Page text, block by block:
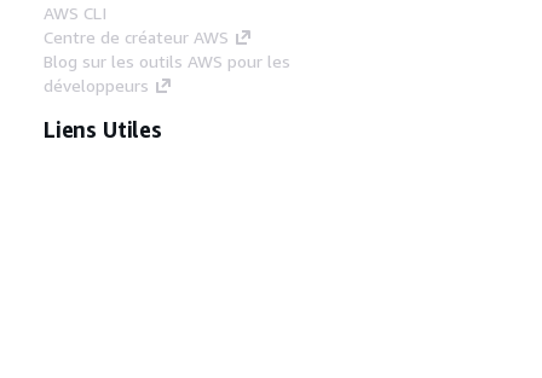
AWS CLI
Centre de créateur AWS
Blog sur les outils AWS pour les
développeurs
Liens Utiles